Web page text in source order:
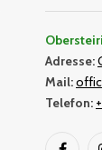
Adresse:
Mail:
Telefon: